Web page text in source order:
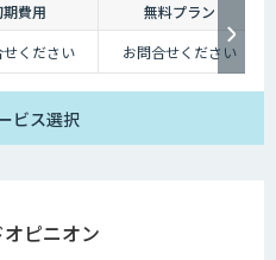
期費用
無料プラン
せください お問合せください
ビス選択
ピニオン